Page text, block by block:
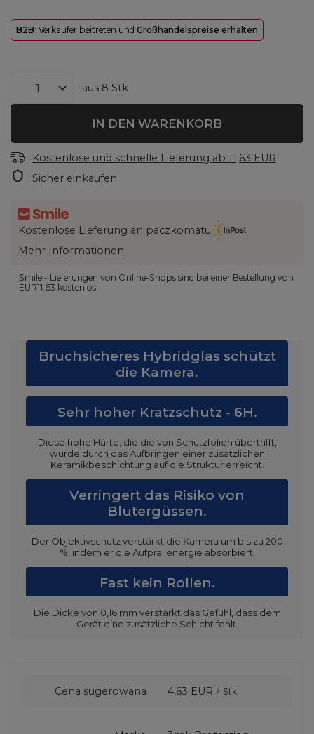
B2B: Verkäufer beitreten und Großhandelspreise erhalten
aus 8 Stk
IN DEN WARENKORB
Kostenlose und schnelle Lieferung ab 11,63 EUR
Sicher einkaufen
Kostenlose Lieferung an paczkomatu
Mehr Informationen
Smile - Lieferungen von Online-Shops sind bei einer Bestellung von
EUR11.63 kostenlos.
Bruchsicheres Hybridglas schützt
die Kamera.
Sehr hoher Kratzschutz - 6H.
Diese hohe Härte, die die von Schutzfolien übertrifft,
wurde durch das Aufbringen einer zusätzlichen
Keramikbeschichtung auf die Struktur erreicht.
Verringert das Risiko von
Blutergüssen.
Der Objektivschutz verstärkt die Kamera um bis zu 200
%, indem er die Aufprallenergie absorbiert.
Fast kein Rollen.
Die Dicke von 0,16 mm verstärkt das Gefühl, dass dem
Gerät eine zusätzliche Schicht fehlt.
Cena sugerowana 4,63 EUR / Stk